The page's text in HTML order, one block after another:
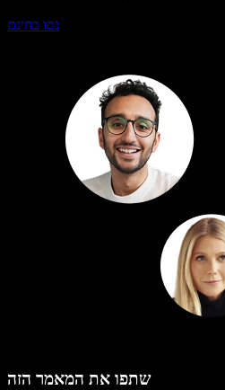
נסו בחינם
שתפו את המאמר הזה